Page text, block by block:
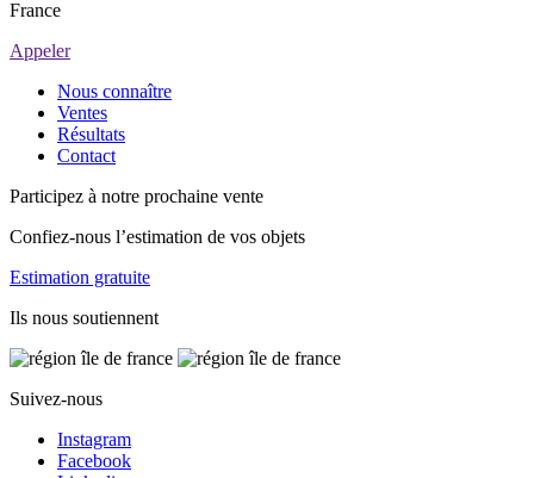
France
Appeler
Nous connaître
Ventes
Résultats
Contact
Participez à notre prochaine vente
Confiez-nous l’estimation de vos objets
Estimation gratuite
Ils nous soutiennent
Suivez-nous
Instagram
Facebook